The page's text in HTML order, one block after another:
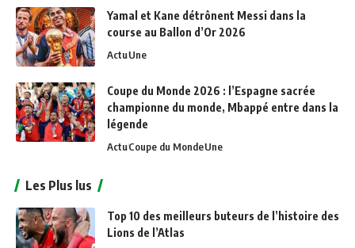
Yamal et Kane détrônent Messi dans la
course au Ballon d’Or 2026
ActuUne
Coupe du Monde 2026 : l’Espagne sacrée
championne du monde, Mbappé entre dans la
légende
ActuCoupe du MondeUne
Les Plus lus
Top 10 des meilleurs buteurs de l’histoire des
Lions de l’Atlas